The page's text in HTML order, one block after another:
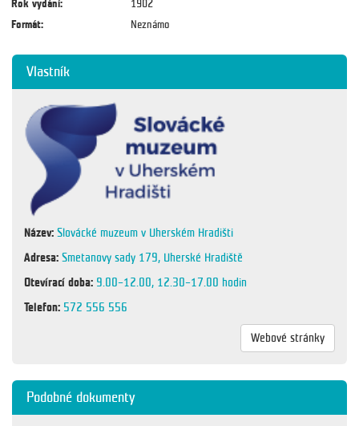
Rok vydání:
1902
Formát:
Neznámo
Vlastník
Název: Slovácké muzeum v Uherském Hradišti
Adresa: Smetanovy sady 179, Uherské Hradiště
Otevírací doba: 9.00–12.00, 12.30–17.00 hodin
Telefon: 572 556 556
Webové stránky
Podobné dokumenty